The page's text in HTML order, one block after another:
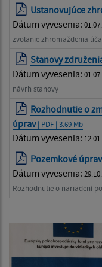
Ustanovujúce
Dátum vyvesenia:
zvolanie zhromaždenia
Stanovy
Dátum vyvesenia:
návrh stanovy
Rozhodnutie o
úprav| PDF | 3.69 Mb
Dátum vyvesenia:
Pozemkové
Dátum vyvesenia:
Rozhodnutie o nariadení